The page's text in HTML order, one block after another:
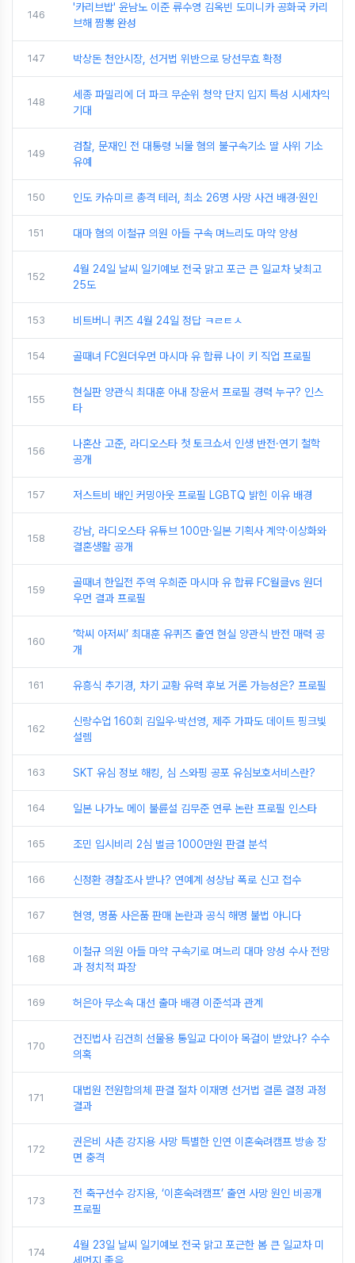
146
'카리브밥' 윤남노 이준 류수영 김옥빈 도미니카 공화국 카리
브해 짬뽕 완성
147 박상돈 천안시장, 선거법 위반으로 당선무효 확정
148
세종 파밀리에 더 파크 무순위 청약 단지 입지 특성 시세차익
기대
149
검찰, 문재인 전 대통령 뇌물 혐의 불구속기소 딸 사위 기소
유예
150 인도 카슈미르 총격 테러, 최소 26명 사망 사건 배경·원인
151 대마 혐의 이철규 의원 아들 구속 며느리도 마약 양성
152
4월 24일 날씨 일기예보 전국 맑고 포근 큰 일교차 낮최고
25도
153 비트버니 퀴즈 4월 24일 정답 ㅋㄹㅌㅅ
154 골때녀 FC원더우먼 마시마 유 합류 나이 키 직업 프로필
155
현실판 양관식 최대훈 아내 장윤서 프로필 경력 누구? 인스
타
156
나혼산 고준, 라디오스타 첫 토크쇼서 인생 반전·연기 철학
공개
157 저스트비 배인 커밍아웃 프로필 LGBTQ 밝힌 이유 배경
158
강남, 라디오스타 유튜브 100만·일본 기획사 계약·이상화와
결혼생활 공개
159
골때녀 한일전 주역 우희준 마시마 유 합류 FC월클vs 원더
우먼 결과 프로필
160
‘학씨 아저씨’ 최대훈 유퀴즈 출연 현실 양관식 반전 매력 공
개
161 유흥식 추기경, 차기 교황 유력 후보 거론 가능성은? 프로필
162
신랑수업 160회 김일우·박선영, 제주 가파도 데이트 핑크빛
설렘
163 SKT 유심 정보 해킹, 심 스와핑 공포 유심보호서비스란?
164 일본 나가노 메이 불륜설 김무준 연루 논란 프로필 인스타
165 조민 입시비리 2심 벌금 1000만원 판결 분석
166 신정환 경찰조사 받나? 연예계 성상납 폭로 신고 접수
167 현영, 명품 사은품 판매 논란과 공식 해명 불법 아니다
168
이철규 의원 아들 마약 구속기로 며느리 대마 양성 수사 전망
과 정치적 파장
169 허은아 무소속 대선 출마 배경 이준석과 관계
170
건진법사 김건희 선물용 통일교 다이아 목걸이 받았나? 수수
의혹
171
대법원 전원합의체 판결 절차 이재명 선거법 결론 결정 과정
결과
172
권은비 사촌 강지용 사망 특별한 인연 이혼숙려캠프 방송 장
면 충격
173
전 축구선수 강지용, ‘이혼숙려캠프’ 출연 사망 원인 비공개
프로필
174
4월 23일 날씨 일기예보 전국 맑고 포근한 봄 큰 일교차 미